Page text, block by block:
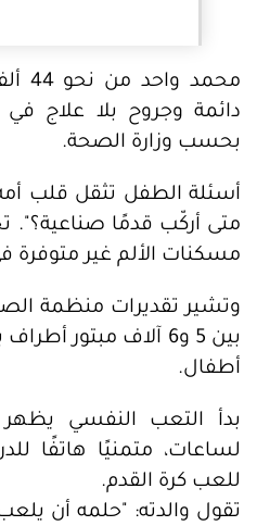
محمد
دائمة وجروح بلا علاج في
بحسب وزارة الصحة.
أسئلة الطفل تثقل قلب
متى أركّب قدمًا صناعية؟".
مسكنات الألم غير
وتشير تقديرات منظمة
أطفال.
بدأ التعب النفسي
لساعات، متمنيًا هاتفًا
للعب كرة القدم.
تقول والدته: "حلمه أن